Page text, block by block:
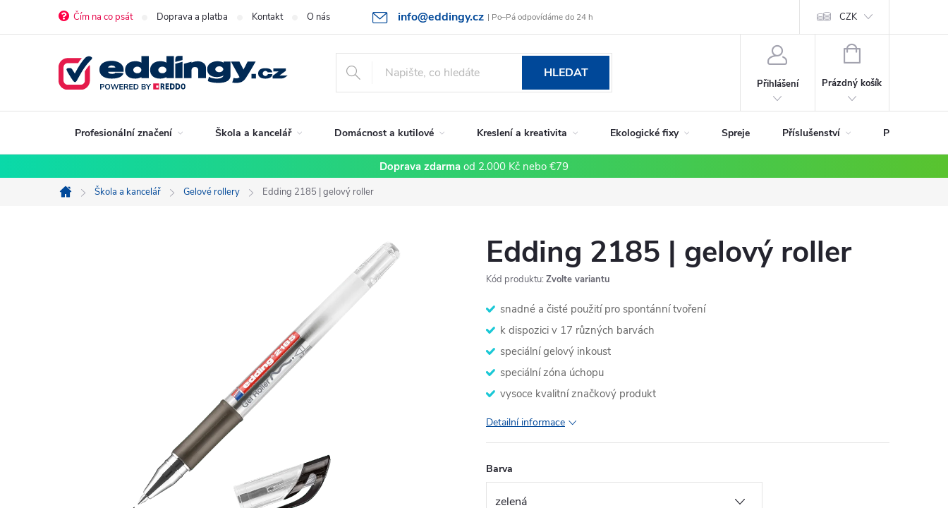
info@eddingy.cz | Po–Pá odpovídáme do 24 h
Čím na co psát Doprava a platba Kontakt O nás Rady a tipy Vrácení zboží a reklamace Obchodní podmínky CZK
HLEDAT
Přihlášení
NÁKUPNÍ
Prázdný košík
Profesionální značení Škola a kancelář Domácnost a kutilové Kreslení a kreativita Ekologické fixy Spreje Příslušenství Podle
Doprava zdarma od 2.000 Kč nebo €79
Domů
Škola a kancelář Gelové rollery Edding 2185 | gelový roller
Edding 2185 | gelový roller
Kód produktu: Zvolte variantu
snadné a čisté použití pro spontánní tvoření
k dispozici v 17 různých barvách
speciální gelový inkoust
speciální zóna úchopu
vysoce kvalitní značkový produkt
Detailní informace
Barva